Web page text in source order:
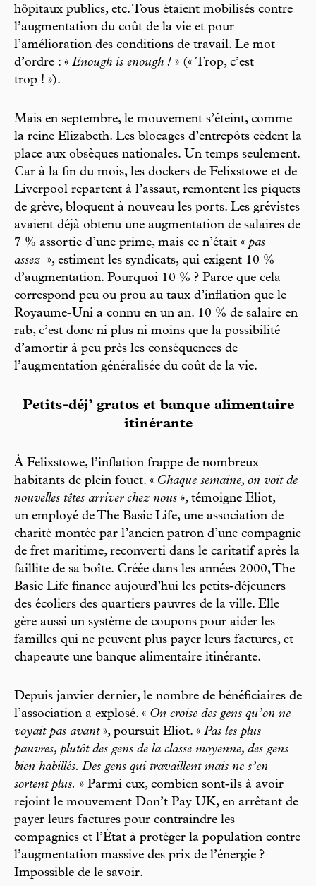
hôpitaux publics, etc. Tous étaient mobilisés contre
l’augmentation du coût de la vie et pour
l’amélioration des conditions de travail. Le mot
d’ordre : « Enough is enough ! » (« Trop, c’est
trop ! »).
Mais en septembre, le mouvement s’éteint, comme
la reine Elizabeth. Les blocages d’entrepôts cèdent la
place aux obsèques nationales. Un temps seulement.
Car à la fin du mois, les dockers de Felixstowe et de
Liverpool repartent à l’assaut, remontent les piquets
de grève, bloquent à nouveau les ports. Les grévistes
avaient déjà obtenu une augmentation de salaires de
7 % assortie d’une prime, mais ce n’était « pas
assez », estiment les syndicats, qui exigent 10 %
d’augmentation. Pourquoi 10 % ? Parce que cela
correspond peu ou prou au taux d’inflation que le
Royaume-Uni a connu en un an. 10 % de salaire en
rab, c’est donc ni plus ni moins que la possibilité
d’amortir à peu près les conséquences de
l’augmentation généralisée du coût de la vie.
Petits-déj’ gratos et banque alimentaire
itinérante
À Felixstowe, l’inflation frappe de nombreux
habitants de plein fouet. « Chaque semaine, on voit de
nouvelles têtes arriver chez nous », témoigne Eliot,
un employé de The Basic Life, une association de
charité montée par l’ancien patron d’une compagnie
de fret maritime, reconverti dans le caritatif après la
faillite de sa boîte. Créée dans les années 2000, The
Basic Life finance aujourd’hui les petits-déjeuners
des écoliers des quartiers pauvres de la ville. Elle
gère aussi un système de coupons pour aider les
familles qui ne peuvent plus payer leurs factures, et
chapeaute une banque alimentaire itinérante.
Depuis janvier dernier, le nombre de bénéficiaires de
l’association a explosé. « On croise des gens qu’on ne
voyait pas avant», poursuit Eliot. « Pas les plus
pauvres, plutôt des gens de la classe moyenne, des gens
bien habillés. Des gens qui travaillent mais ne s’en
sortent plus. » Parmi eux, combien sont-ils à avoir
rejoint le mouvement Don’t Pay UK, en arrêtant de
payer leurs factures pour contraindre les
compagnies et l’État à protéger la population contre
l’augmentation massive des prix de l’énergie ?
Impossible de le savoir.